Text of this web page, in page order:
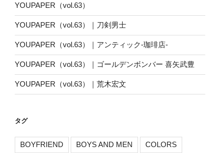
YOUPAPER（vol.63）
YOUPAPER（vol.63）｜刀剣男士
YOUPAPER（vol.63）｜アンティック-珈琲店-
YOUPAPER（vol.63）｜ゴールデンボンバー 喜矢武豊
YOUPAPER（vol.63）｜荒木宏文
タグ
BOYFRIEND BOYS AND MEN COLORS